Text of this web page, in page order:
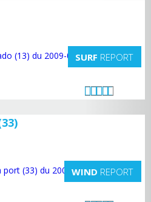
SURF REPORT
WIND REPORT